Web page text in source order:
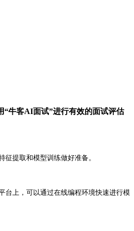
“牛客AI面试”进行有效的面试评估
提取和模型训练做好准备。
台上，可以通过在线编程环境快速进行模